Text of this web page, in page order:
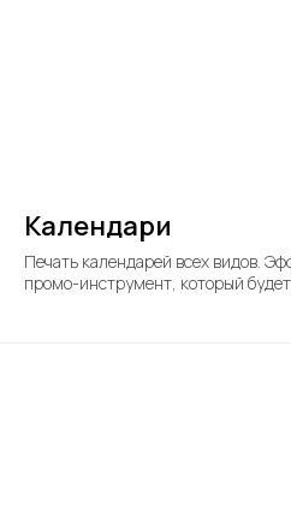
Календари
Печать календарей всех видов.
промо-инструмент, который